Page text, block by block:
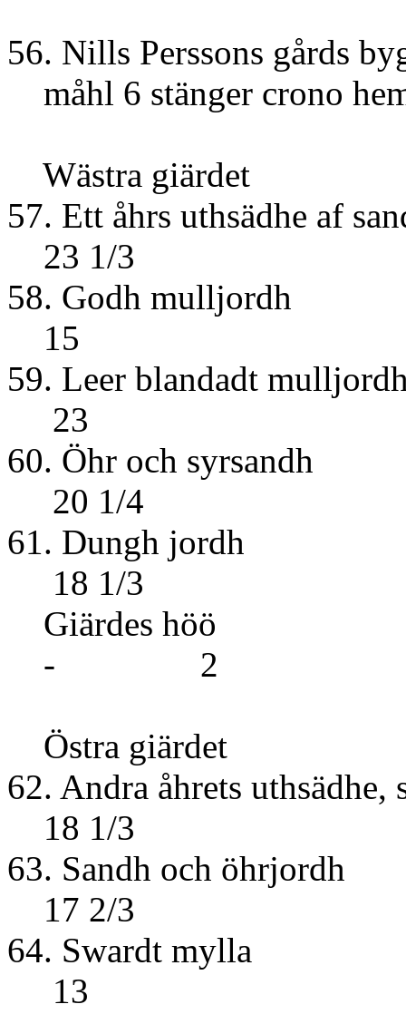
56. Nills Perssons gårds
måhl 6 stänger crono
Wästra giärdet
57. Ett åhrs
23 1/3
58.
15
59. Leer
23
60. Öhr
20 1/4
61.
18 1/3
Giärdes
- 2
Östra giärdet
62. Andra åhrets
18 1/3
63. Sandh
17 2/3
64.
13